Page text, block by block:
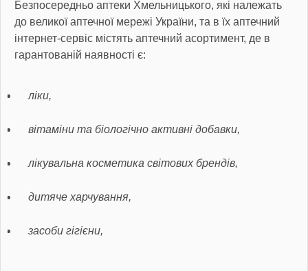
Безпосередньо аптеки Хмельницького, які належать
до великої аптечної мережі України, та в їх аптечний
інтернет-сервіс містять аптечний асортимент, де в
гарантованій наявності є:
ліки,
вітаміни та біологічно активні добавки,
лікувальна косметика світових брендів,
дитяче харчування,
засоби гігієни,